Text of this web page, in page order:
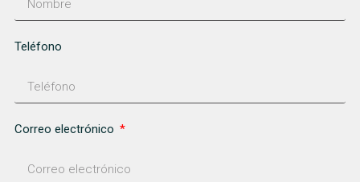
Teléfono
Correo electrónico